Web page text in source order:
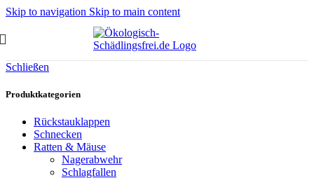
Skip to navigation Skip to main content
Schließen
Produktkategorien
Rückstauklappen
Schnecken
Ratten & Mäuse
Nagerabwehr
Schlagfallen